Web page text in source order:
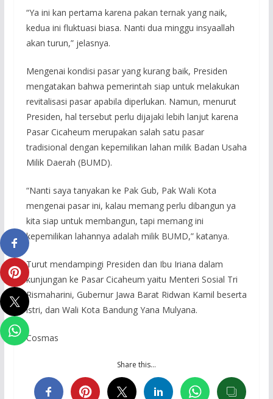
“Ya ini kan pertama karena pakan ternak yang naik,
kedua ini fluktuasi biasa. Nanti dua minggu insyaallah
akan turun,” jelasnya.
Mengenai kondisi pasar yang kurang baik, Presiden
mengatakan bahwa pemerintah siap untuk melakukan
revitalisasi pasar apabila diperlukan. Namun, menurut
Presiden, hal tersebut perlu dijajaki lebih lanjut karena
Pasar Cicaheum merupakan salah satu pasar
tradisional dengan kepemilikan lahan milik Badan Usaha
Milik Daerah (BUMD).
“Nanti saya tanyakan ke Pak Gub, Pak Wali Kota
mengenai pasar ini, kalau memang perlu dibangun ya
kita siap untuk membangun, tapi memang ini
kepemilikan lahannya adalah milik BUMD,” katanya.
Turut mendampingi Presiden dan Ibu Iriana dalam
kunjungan ke Pasar Cicaheum yaitu Menteri Sosial Tri
Rismaharini, Gubernur Jawa Barat Ridwan Kamil beserta
istri, dan Wali Kota Bandung Yana Mulyana.
Cosmas
Share this…